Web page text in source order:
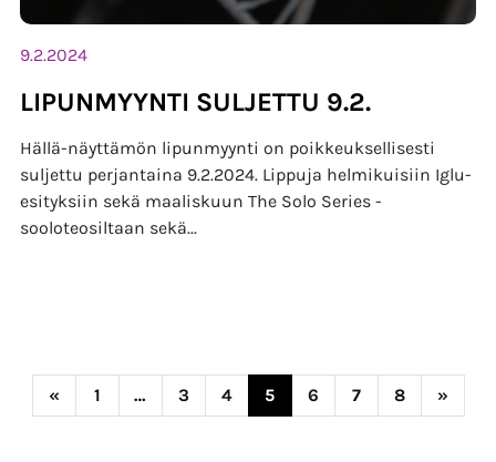
9.2.2024
LIPUNMYYNTI SULJETTU 9.2.
Hällä-näyttämön lipunmyynti on poikkeuksellisesti
suljettu perjantaina 9.2.2024. Lippuja helmikuisiin Iglu-
esityksiin sekä maaliskuun The Solo Series -
sooloteosiltaan sekä...
« 1 … 3 4 5 6 7 8 »